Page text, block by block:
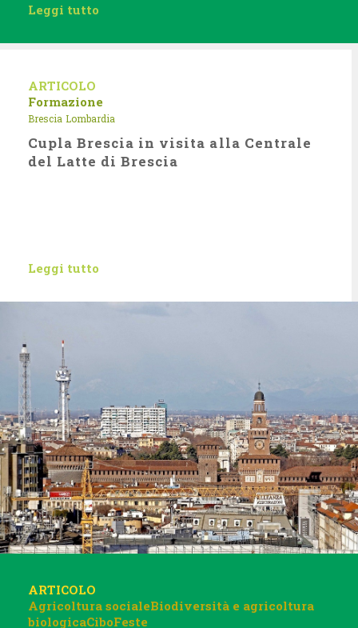
Leggi tutto
ARTICOLO
Formazione
Brescia Lombardia
Cupla Brescia in visita alla Centrale
del Latte di Brescia
Leggi tutto
ARTICOLO
Agricoltura socialeBiodiversità e agricoltura
biologicaCiboFeste